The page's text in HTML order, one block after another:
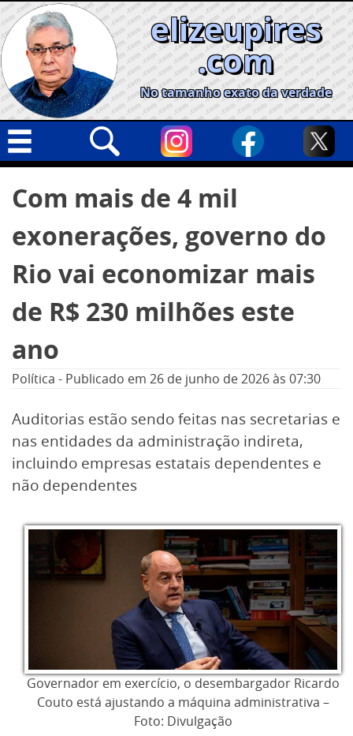
Skip
to
content
elizeupires
.com
No tamanho exato da verdade
Geral
Cidades
Política
Opinião
Informe especial
por:
Com mais de 4 mil
exonerações, governo do
Rio vai economizar mais
de R$ 230 milhões este
ano
Política - Publicado em 26 de junho de 2026às 07:30
Auditorias estão sendo feitas nas secretarias e
nas entidades da administração indireta,
incluindo empresas estatais dependentes e
não dependentes
Governador em exercício, o desembargador Ricardo
Couto está ajustando a máquina administrativa –
Foto: Divulgação